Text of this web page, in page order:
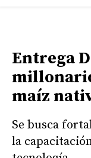
Entrega
maíz
Se busca
la